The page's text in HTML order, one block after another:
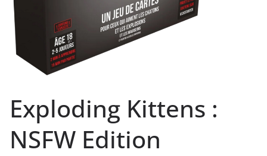
Exploding Kittens :
NSFW Edition